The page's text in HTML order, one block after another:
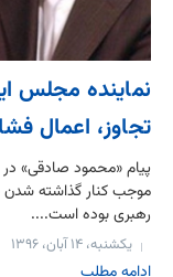
نماینده مجلس
تجاوز، اعمال
پیام «محمود صادقی» در
موجب کنار گذاشته شدن
رهبری بوده است....
یکشنبه، ۱۴ آبان، ۱۳۹۶